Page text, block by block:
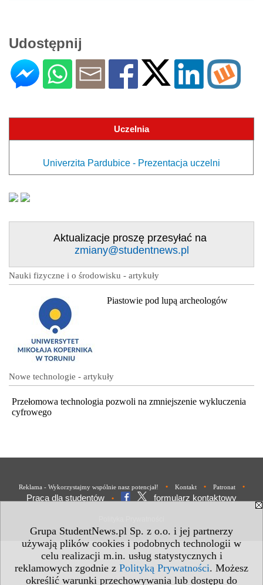
Grupa StudentNews.pl Sp. z o.o. i jej partnerzy
używają plików cookies i podobnych technologii w
celu realizacji m.in. usług statystycznych i
reklamowych zgodnie z Polityką Prywatności. Możesz
określić warunki przechowywania lub dostępu do
Udostępnij
Uczelnia
Univerzita Pardubice - Prezentacja uczelni
Aktualizacje proszę przesyłać na
zmiany@studentnews.pl
Nauki fizyczne i o środowisku - artykuły
Piastowie pod lupą archeologów
Nowe technologie - artykuły
Przełomowa technologia pozwoli na zmniejszenie wykluczenia
cyfrowego
Reklama - Wykorzystajmy wspólnie nasz potencjał! • Kontakt • Patronat •
Praca dla studentów • formularz kontaktowy